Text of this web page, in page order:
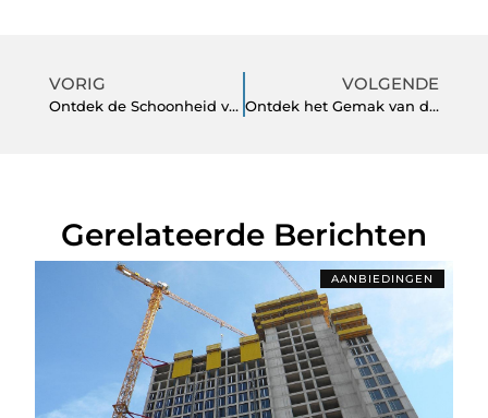
VORIG
Ontdek de Schoonheid van Delft te Voet met Deze Wandelroutes
VOLGENDE
Ontdek het Gemak van de Avondwinkel in Tiel
Gerelateerde Berichten
AANBIEDINGEN